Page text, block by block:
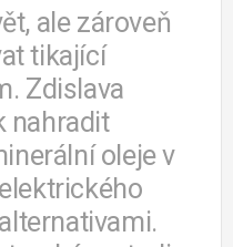
ale zároveň
tikající
Zdislava
nahradit
oleje v